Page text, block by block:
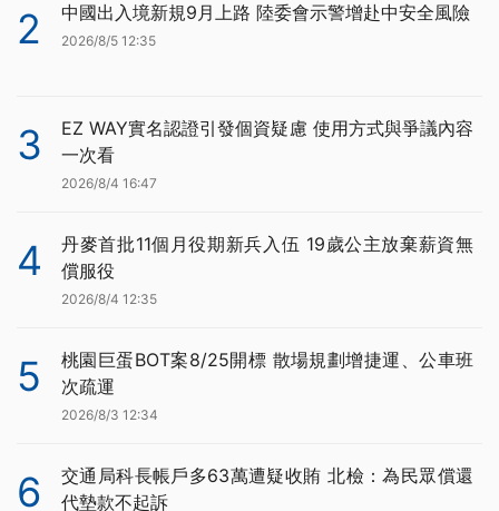
2 中國出入境新規9月上路 陸委會示警增赴中安全風險
2026/8/5 12:35
3
EZ WAY實名認證引發個資疑慮 使用方式與爭議內容
一次看
2026/8/4 16:47
4
丹麥首批11個月役期新兵入伍 19歲公主放棄薪資無
償服役
2026/8/4 12:35
5
桃園巨蛋BOT案8/25開標 散場規劃增捷運、公車班
次疏運
2026/8/3 12:34
6
交通局科長帳戶多63萬遭疑收賄 北檢：為民眾償還
代墊款不起訴